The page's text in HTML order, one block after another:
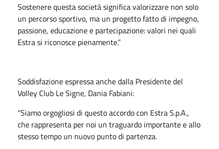
Sostenere questa società significa valorizzare non solo
un percorso sportivo, ma un progetto fatto di impegno,
passione, educazione e partecipazione: valori nei quali
Estra si riconosce pienamente.”
Soddisfazione espressa anche dalla Presidente del
Volley Club Le Signe, Dania Fabiani:
“Siamo orgogliosi di questo accordo con Estra S.p.A.,
che rappresenta per noi un traguardo importante e allo
stesso tempo un nuovo punto di partenza.